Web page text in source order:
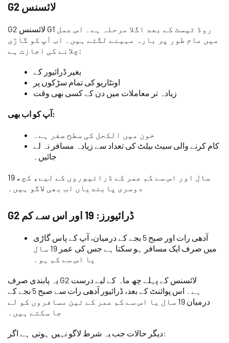
G2 لائسنس
G2 لائسنس G1 روڈ ٹیسٹ کے بعد اگلا مرحلہ ہے۔ اس عمل
میں عام طور پر بارہ مہینے لگتے ہیں۔ اب آپ کو گاڑی
چلانے کی اجازت ہے:
بغیر ڈرائیور کے
اونٹاریو کی تمام سڑکوں پر
زیادہ تر معاملات میں دن کے کسی بھی وقت
آپ کو اب بھی:
خون میں الکحل کی سطح صفر ہے۔
کام کرنے والی سیٹ بیلٹ کی تعداد سے زیادہ مسافر نہ لے
جائیں۔
19 سال اور اس سے کم عمر کے ڈرائیوروں کے لیے، کچھ
دوسری پابندیاں اب بھی لاگو ہیں۔
G2 ڈرائیورز: 19 اور اس سے کم
آدھی رات اور صبح 5 بجے کے درمیان، آپ کے پاس گاڑی
میں صرف ایک مسافر ہو سکتا ہے جس کی عمر 19 سال
یا اس سے کم ہو۔
یہ پابندی صرف G2 لائسنس کے پہلے چھ ماہ کے لیے درست
ہے۔ اس پوائنٹ کے بعد، ڈرائیور آدھی رات سے صبح 5 بجے کے
درمیان 19 سال یا اس سے کم عمر کے تین مسافروں کو لے
جا سکتے ہیں۔
دیگر حالات جب یہ شرط لاگو نہیں ہوتی ہے اگر: